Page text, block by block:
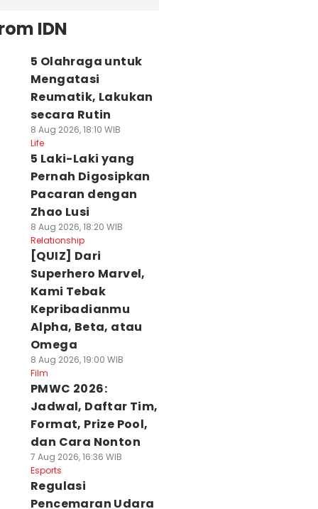
IDN
5 Olahraga untuk
Mengatasi
Reumatik, Lakukan
secara Rutin
8 Aug 2026, 18:10 WIB
Life
5 Laki-Laki yang
Pernah Digosipkan
Pacaran dengan
Zhao Lusi
8 Aug 2026, 18:20 WIB
Relationship
[QUIZ] Dari
Superhero Marvel,
Kami Tebak
Kepribadianmu
Alpha, Beta, atau
Omega
8 Aug 2026, 19:00 WIB
Film
PMWC 2026:
Jadwal, Daftar Tim,
Format, Prize Pool,
dan Cara Nonton
7 Aug 2026, 16:36 WIB
Esports
Regulasi
Pencemaran Udara